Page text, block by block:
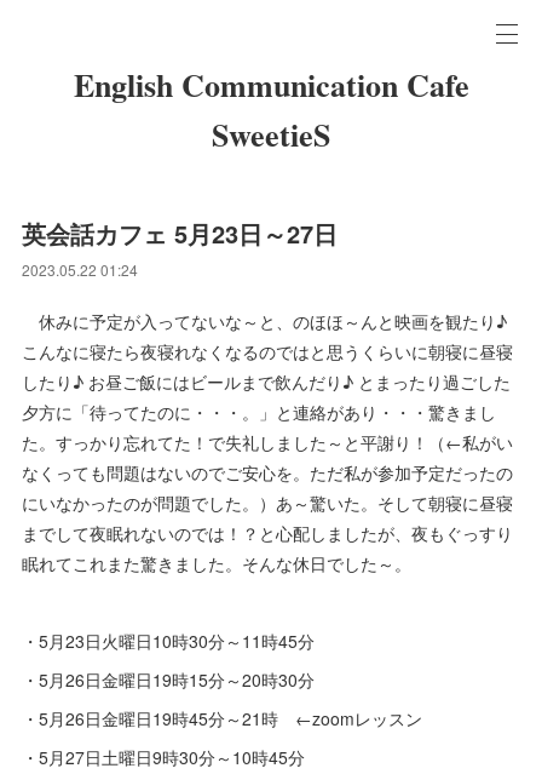
English Communication Cafe
SweetieS
英会話カフェ 5月23日～27日
2023.05.22 01:24
休みに予定が入ってないな～と、のほほ～んと映画を観たり♪
こんなに寝たら夜寝れなくなるのではと思うくらいに朝寝に昼寝
したり♪ お昼ご飯にはビールまで飲んだり♪ とまったり過ごした
夕方に「待ってたのに・・・。」と連絡があり・・・驚きまし
た。すっかり忘れてた！で失礼しました～と平謝り！（←私がい
なくっても問題はないのでご安心を。ただ私が参加予定だったの
にいなかったのが問題でした。）あ～驚いた。そして朝寝に昼寝
までして夜眠れないのでは！？と心配しましたが、夜もぐっすり
眠れてこれまた驚きました。そんな休日でした～。
・5月23日火曜日10時30分～11時45分
・5月26日金曜日19時15分～20時30分
・5月26日金曜日19時45分～21時 ←zoomレッスン
・5月27日土曜日9時30分～10時45分